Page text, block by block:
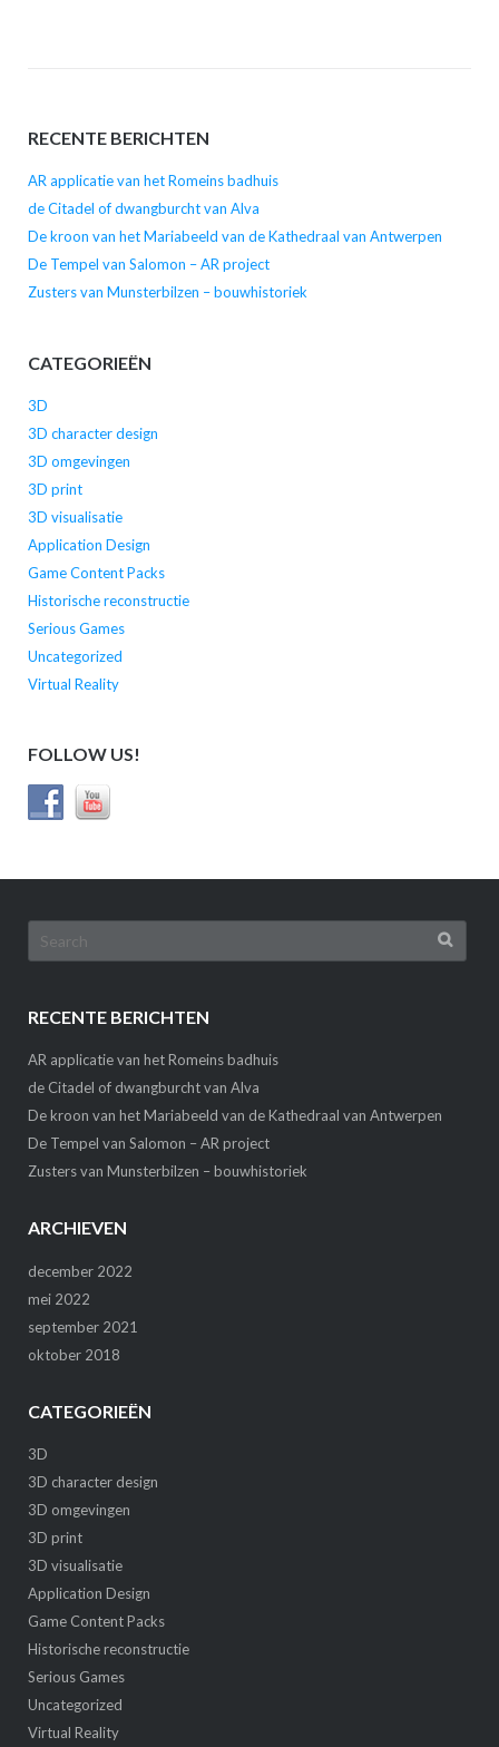
RECENTE BERICHTEN
AR applicatie van het Romeins badhuis
de Citadel of dwangburcht van Alva
De kroon van het Mariabeeld van de Kathedraal van Antwerpen
De Tempel van Salomon – AR project
Zusters van Munsterbilzen – bouwhistoriek
CATEGORIEËN
3D
3D character design
3D omgevingen
3D print
3D visualisatie
Application Design
Game Content Packs
Historische reconstructie
Serious Games
Uncategorized
Virtual Reality
FOLLOW US!
Search
for:
RECENTE BERICHTEN
AR applicatie van het Romeins badhuis
de Citadel of dwangburcht van Alva
De kroon van het Mariabeeld van de Kathedraal van Antwerpen
De Tempel van Salomon – AR project
Zusters van Munsterbilzen – bouwhistoriek
ARCHIEVEN
december 2022
mei 2022
september 2021
oktober 2018
CATEGORIEËN
3D
3D character design
3D omgevingen
3D print
3D visualisatie
Application Design
Game Content Packs
Historische reconstructie
Serious Games
Uncategorized
Virtual Reality